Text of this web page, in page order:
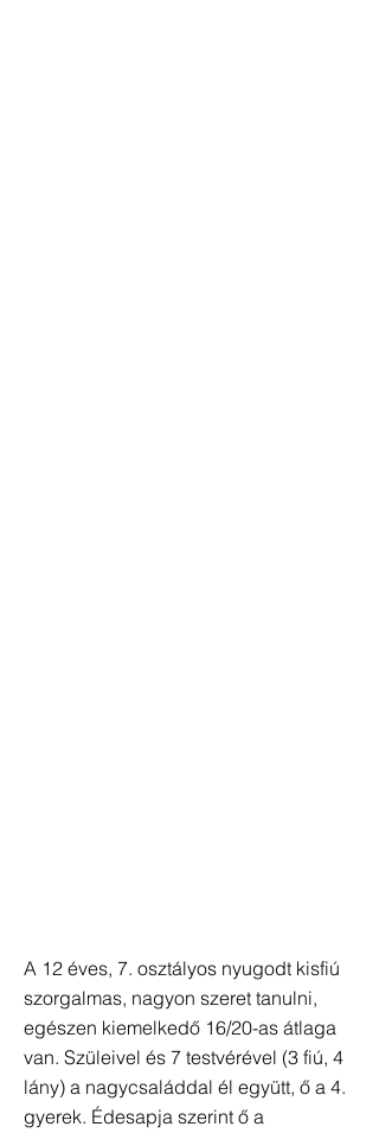
A 12 éves, 7. osztályos nyugodt kisfiú
szorgalmas, nagyon szeret tanulni,
egészen kiemelkedő 16/20-as átlaga
van. Szüleivel és 7 testvérével (3 fiú, 4
lány) a nagycsaláddal él együtt, ő a 4.
gyerek. Édesapja szerint ő a